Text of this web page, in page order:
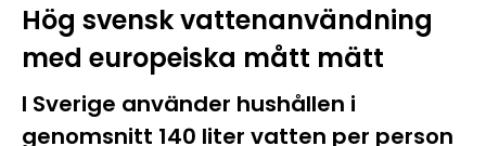
Hög svensk vattenanvändning
med europeiska mått mätt
I Sverige använder hushållen i
genomsnitt 140 liter vatten per person